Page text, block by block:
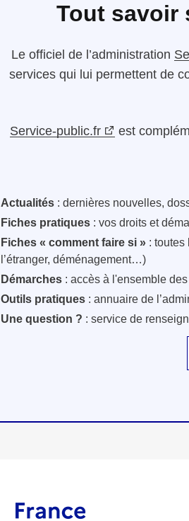
Tout savoir
Le officiel de l’administration
services qui lui permettent de
Service-public.fr est
Actualités : dernières nouvelles,
Fiches pratiques : vos droits et
Fiches « comment faire si » : toutes
l’étranger, déménagement…)
Démarches : accès à l'ensemble
Outils pratiques : annuaire de
Une question ? : service de